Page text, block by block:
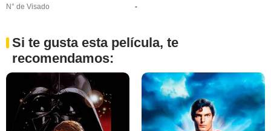
N° de Visado
-
Si te gusta esta película, te
recomendamos: